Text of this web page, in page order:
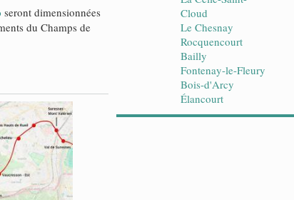
Cloud
Le Chesnay
Rocquencourt
Bailly
Fontenay-le-Fleury
Bois-d'Arcy
Élancourt
seront dimensionnées
du Champs de